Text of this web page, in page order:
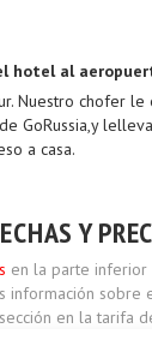
hotel al
Nuestro chofer
GoRussia,y
a casa.
Y
en la parte
información sobre
en la tarifa